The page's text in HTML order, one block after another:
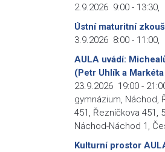
2.9.2026 9:00 - 13:30
Ústní maturitní
3.9.2026 8:00 - 11:00
AULA uvádí:
(Petr Uhlík a
23.9.2026 19:00 -
gymnázium, Náchod,
451, Řezníčkova 451,
Náchod-Náchod 1,
Kulturní prostor